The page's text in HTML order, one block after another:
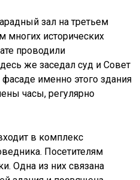
зал на третьем
многих исторических
проводили
же заседал суд и Совет
именно этого здания
часы, регулярно
в комплекс
Посетителям
Одна из них связана